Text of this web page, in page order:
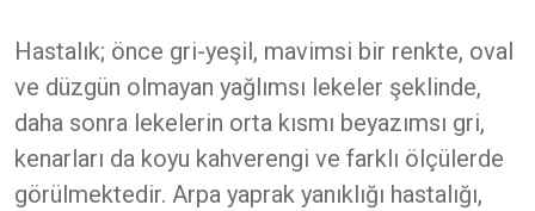
Hastalık; önce gri-yeşil, mavimsi bir renkte, oval
ve düzgün olmayan yağlımsı lekeler şeklinde,
daha sonra lekelerin orta kısmı beyazımsı gri,
kenarları da koyu kahverengi ve farklı ölçülerde
görülmektedir. Arpa yaprak yanıklığı hastalığı,